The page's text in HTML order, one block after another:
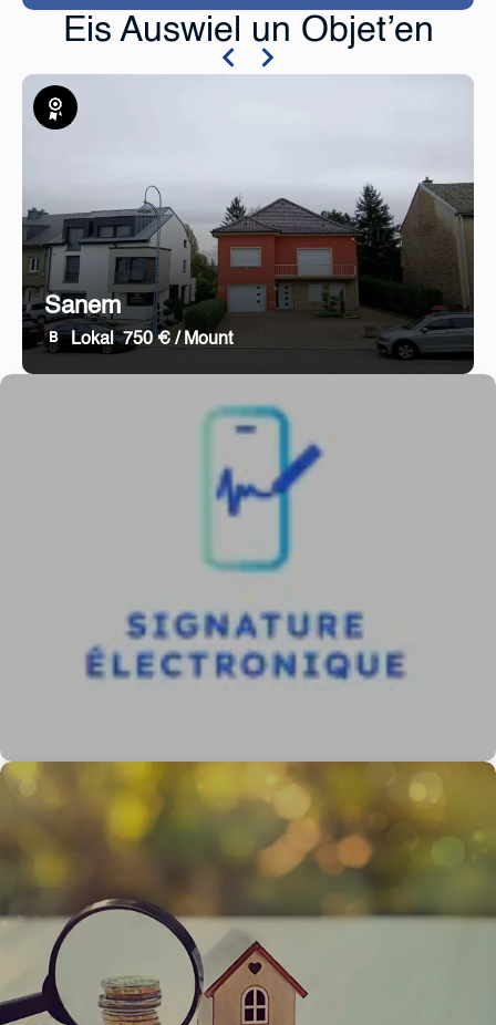
Eis Auswiel un Objet’en
Sanem
Lokal 750 € / Mount